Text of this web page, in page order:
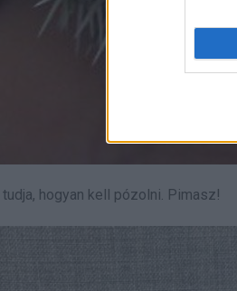
hogyan kell pózolni. Pimasz!